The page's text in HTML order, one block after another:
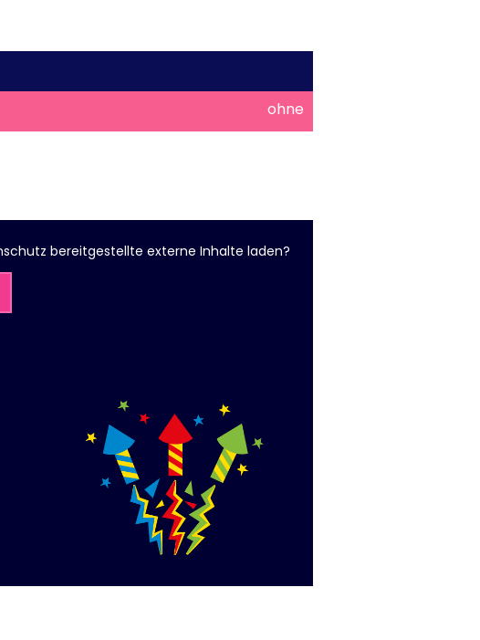
ohne
bereitgestellte externe Inhalte laden?